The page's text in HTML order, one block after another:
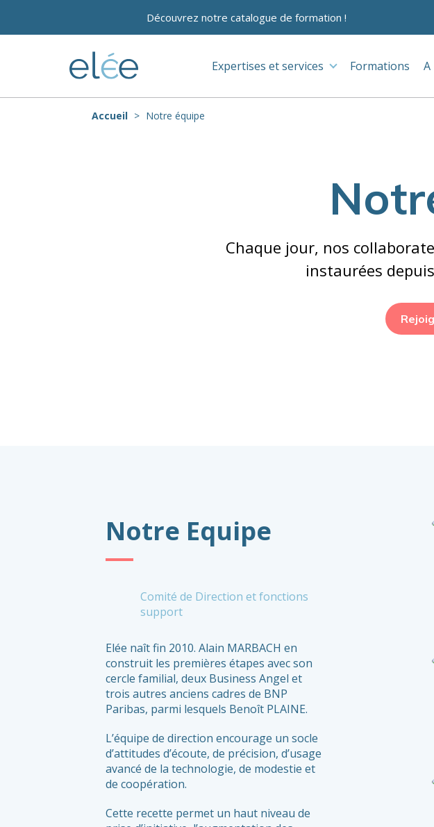
Découvrez notre catalogue de formation !
Expertises et services Formations
Accueil Notre équipe
Chaque jour, nos
instaurées
Notre Equipe
Comité de Direction et fonctions
support
Elée naît fin 2010. Alain MARBACH en
construit les premières étapes avec son
cercle familial, deux Business Angel et
trois autres anciens cadres de BNP
Paribas, parmi lesquels Benoît PLAINE.
L’équipe de direction encourage un socle
d’attitudes d’écoute, de précision, d’usage
avancé de la technologie, de modestie et
de coopération.
Cette recette permet un haut niveau de